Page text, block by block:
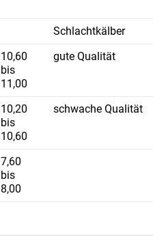
Schlachtkälber
10,60
bis
11,00
gute Qualität
10,20
bis
10,60
schwache Qualität
7,60
bis
8,00